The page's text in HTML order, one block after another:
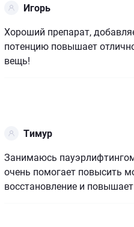
Игорь
Хороший препарат,
потенцию повышает
вещь!
Тимур
Занимаюсь
очень помогает повысить
восстановление и